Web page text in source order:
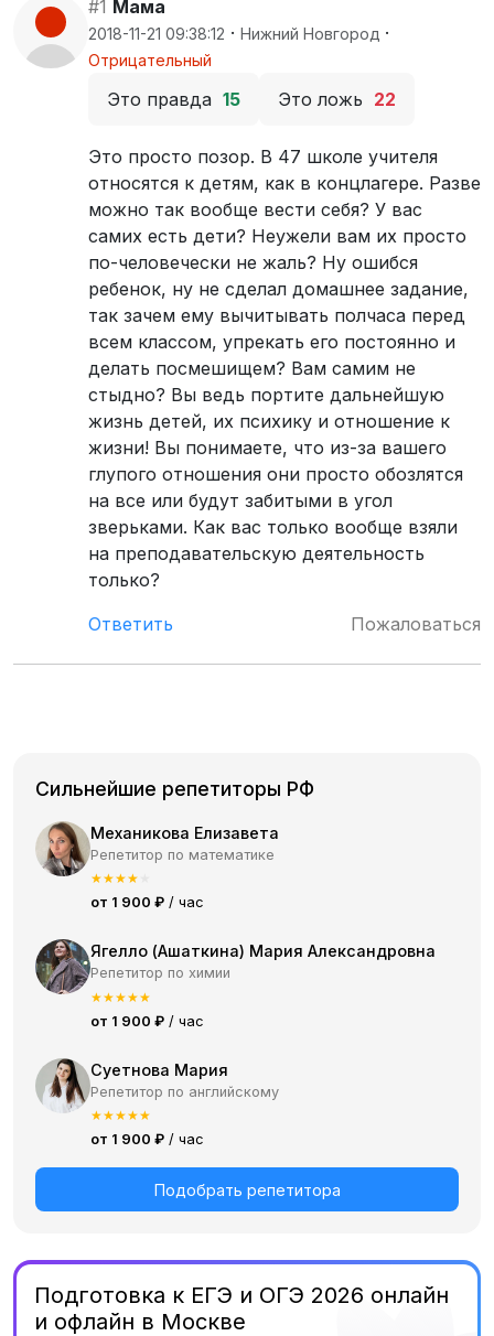
#1 Мама
2018-11-21 09:38:12 · Нижний Новгород ·
Отрицательный
Это правда 15 Это ложь 22
Это просто позор. В 47 школе учителя
относятся к детям, как в концлагере. Разве
можно так вообще вести себя? У вас
самих есть дети? Неужели вам их просто
по-человечески не жаль? Ну ошибся
ребенок, ну не сделал домашнее задание,
так зачем ему вычитывать полчаса перед
всем классом, упрекать его постоянно и
делать посмешищем? Вам самим не
стыдно? Вы ведь портите дальнейшую
жизнь детей, их психику и отношение к
жизни! Вы понимаете, что из-за вашего
глупого отношения они просто обозлятся
на все или будут забитыми в угол
зверьками. Как вас только вообще взяли
на преподавательскую деятельность
только?
Ответить
Пожаловаться
Сильнейшие репетиторы РФ
Механикова Елизавета
Репетитор по математике
★★★★
от 1 900 ₽ / час
Ягелло (Ашаткина) Мария Александровна
Репетитор по химии
★★★★★
от 1 900 ₽ / час
Суетнова Мария
Репетитор по английскому
★★★★★
от 1 900 ₽ / час
Подобрать репетитора
Подготовка к ЕГЭ и ОГЭ 2026 онлайн
и офлайн в Москве